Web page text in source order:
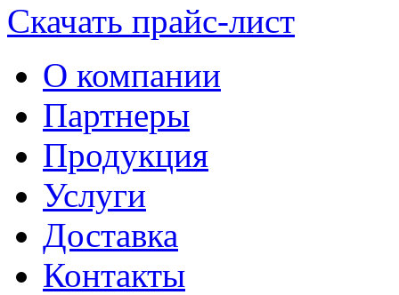
Скачать прайс-лист
О компании
Партнеры
Продукция
Услуги
Доставка
Контакты